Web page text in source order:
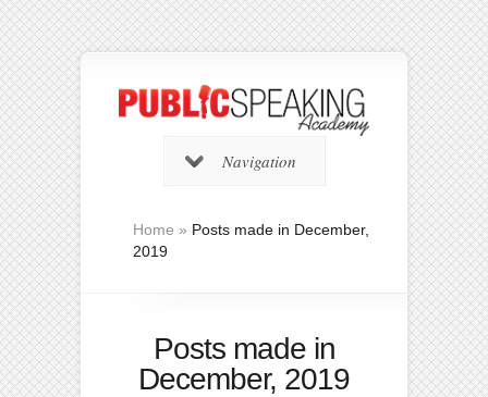
Navigation
Home » Posts made in December,
2019
Posts made in
December, 2019